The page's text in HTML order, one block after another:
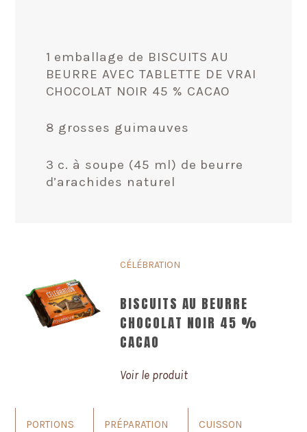
1 emballage de BISCUITS AU
BEURRE AVEC TABLETTE DE VRAI
CHOCOLAT NOIR 45 % CACAO
8 grosses guimauves
3 c. à soupe (45 ml) de beurre
d’arachides naturel
CÉLÉBRATION
BISCUITS AU BEURRE
CHOCOLAT NOIR 45 %
CACAO
Voir le produit
PORTIONS PRÉPARATION CUISSON